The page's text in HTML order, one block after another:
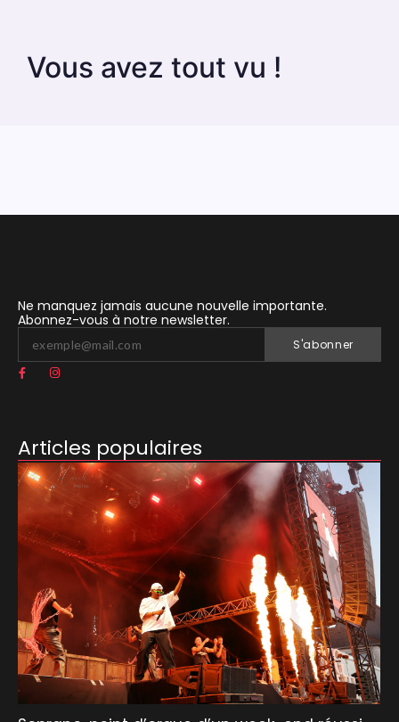
Vous avez tout vu !
Ne manquez jamais aucune nouvelle importante.
Abonnez-vous à notre newsletter.
S'abonner
Articles populaires